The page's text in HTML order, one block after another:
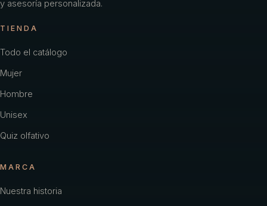
Calvin Klein
Carolina Herrera
Cartier
Chacharel Woman
Chevignon
Coach
y asesoría personalizada.
TIENDA
Todo el catálogo
Mujer
Hombre
Unisex
Quiz olfativo
MARCA
Nuestra historia